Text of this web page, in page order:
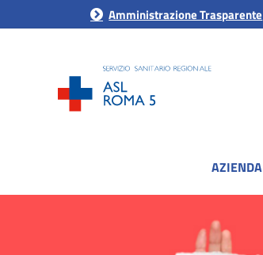
Amministrazione Trasparente
AZIENDA